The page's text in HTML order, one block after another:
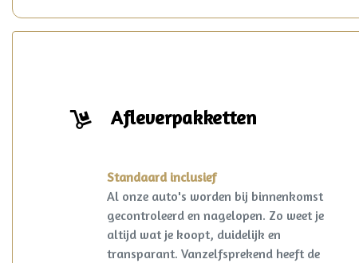
Afleverpakketten
Standaard inclusief
Al onze auto's worden bij binnenkomst
gecontroleerd en nagelopen. Zo weet je
altijd wat je koopt, duidelijk en
transparant. Vanzelfsprekend heeft de